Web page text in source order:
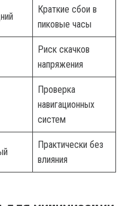
Краткие сбои в
пиковые часы
Риск скачков
напряжения
Проверка
навигационных
систем
Практически без
влияния